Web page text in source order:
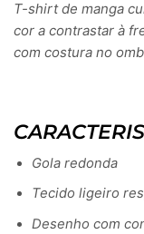
T-shirt de manga
cor a contrastar à
com costura no
Gola redonda
Tecido ligeiro
Desenho com